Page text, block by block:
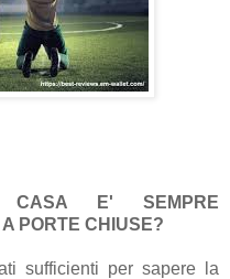
E' SEMPRE
PORTE CHIUSE?
sufficienti per sapere la